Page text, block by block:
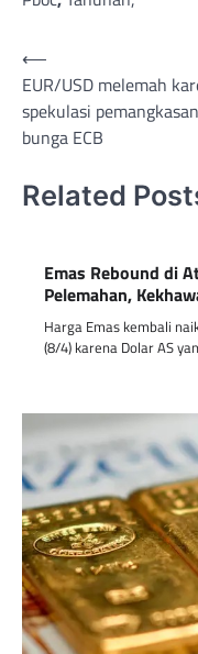
Post
navigation
⟵
EUR/USD melemah
spekulasi
bunga ECB
Related
Emas Rebound di
Pelemahan,
Harga Emas kembali
(8/4) karena Dolar AS